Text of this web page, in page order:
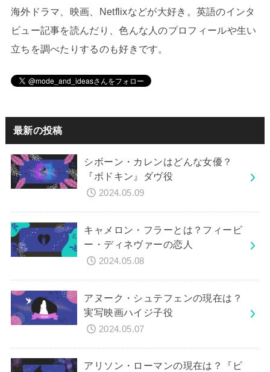
海外ドラマ、映画、Netflixなどが大好き。英語のインタ
ビュー記事を読んだり、色んな人のプロフィールや生い
立ちを調べたりするのも好きです。
最新の投稿
シボーン・カレンはどんな女優？
『ボドキン』ダヴ役
2024.05.09
キャメロン・フラーとは？フィービ
ー・ディネヴァーの恋人
2024.05.08
アヌーク・シュテフェンの現在は？
実写映画ハイジ子役
2024.05.07
アリソン・ローマンの現在は？『ビ